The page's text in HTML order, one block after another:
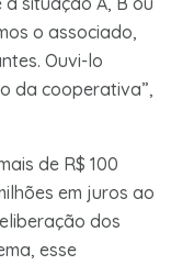
o associado,
Ouvi-lo
da cooperativa”,
de R$ 100
em juros ao
dos
esse